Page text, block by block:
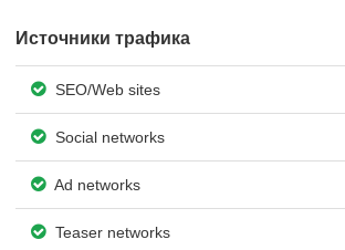
Источники трафика
SEO/Web sites
Social networks
Ad networks
Teaser networks